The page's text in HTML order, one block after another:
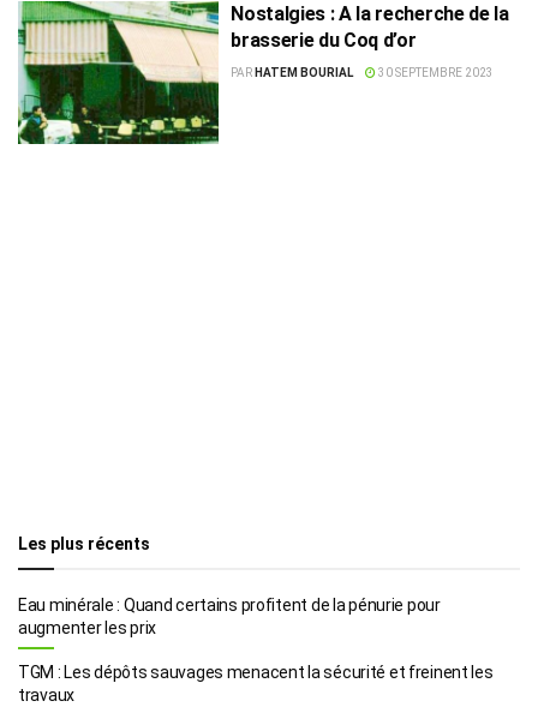
Nostalgies : A la recherche de la
brasserie du Coq d’or
PAR HATEM BOURIAL 30 SEPTEMBRE 2023
Les plus récents
Eau minérale : Quand certains profitent de la pénurie pour
augmenter les prix
TGM : Les dépôts sauvages menacent la sécurité et freinent les
travaux